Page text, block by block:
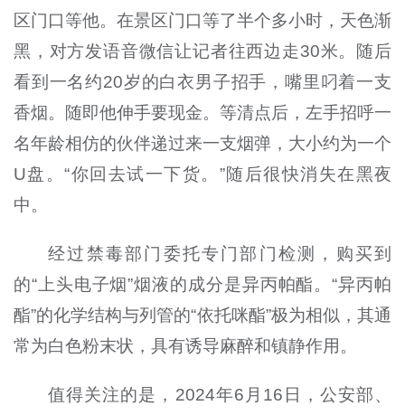
区门口等他。在景区门口等了半个多小时，天色渐
黑，对方发语音微信让记者往西边走30米。随后
看到一名约20岁的白衣男子招手，嘴里叼着一支
香烟。随即他伸手要现金。等清点后，左手招呼一
名年龄相仿的伙伴递过来一支烟弹，大小约为一个
U盘。“你回去试一下货。”随后很快消失在黑夜
中。
经过禁毒部门委托专门部门检测，购买到
的“上头电子烟”烟液的成分是异丙帕酯。“异丙帕
酯”的化学结构与列管的“依托咪酯”极为相似，其通
常为白色粉末状，具有诱导麻醉和镇静作用。
值得关注的是，2024年6月16日，公安部、